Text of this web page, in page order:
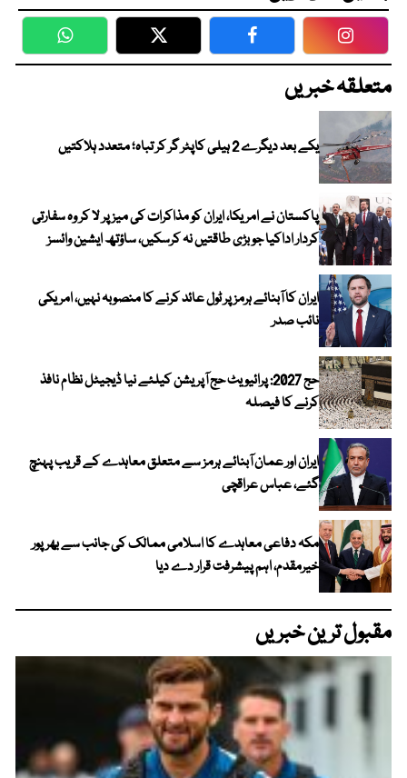
WhatsApp Twitter Facebook
متعلقہ خبریں
یکے بعد دیگرے 2 ہیلی کاپٹر گر کر تباہ؛ متعدد ہلاکتیں
پاکستان نے امریکا، ایران کو مذاکرات کی میز پر لا کر وہ سفارتی
کردار اداکیا جو بڑی طاقتیں نہ کرسکیں، ساؤتھ ایشین وائسز
ایران کا آبنائے ہرمز پر ٹول عائد کرنے کا منصوبہ نہیں، امریکی
نائب صدر
حج 2027: پرائیویٹ حج آپریشن کیلئے نیا ڈیجیٹل نظام نافذ
کرنے کا فیصلہ
ایران اور عمان آبنائے ہرمز سے متعلق معاہدے کے قریب پہنچ
گئے، عباس عراقچی
مکہ دفاعی معاہدے کا اسلامی ممالک کی جانب سے بھرپور
خیرمقدم، اہم پیشرفت قرار دے دیا
مقبول ترین خبریں